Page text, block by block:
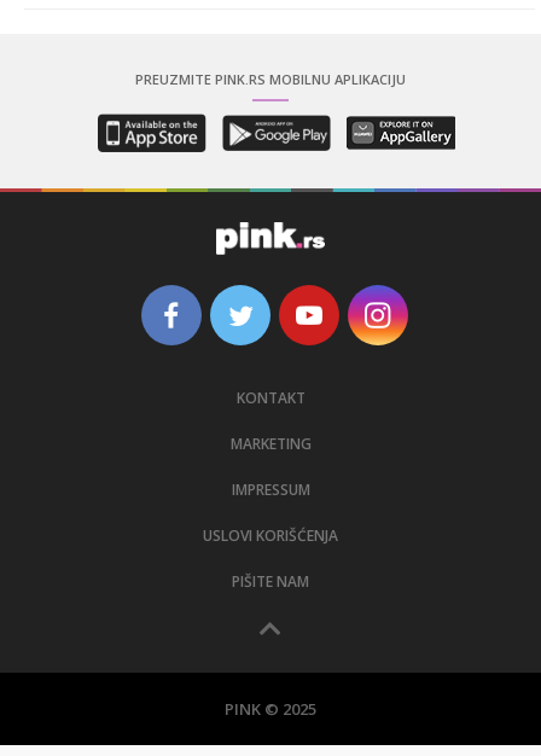
PREUZMITE PINK.RS MOBILNU APLIKACIJU
KONTAKT
MARKETING
IMPRESSUM
USLOVI KORIŠĆENJA
PIŠITE NAM
PINK © 2025